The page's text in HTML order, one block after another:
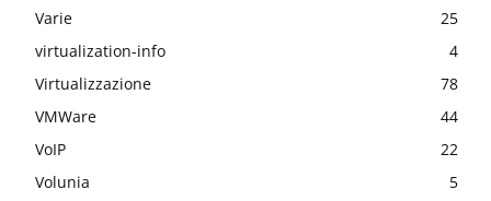
Varie
25
virtualization-info
4
Virtualizzazione
78
VMWare
44
VoIP
22
Volunia
5